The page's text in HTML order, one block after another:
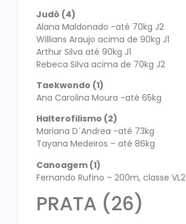
Judô (4)
Alana Maldonado -até 70kg J2
Willians Araujo acima de 90kg J1
Arthur Silva até 90kg J1
Rebeca Silva acima de 70kg J2
Taekwondo (1)
Ana Carolina Moura -até 65kg
Halterofilismo (2)
Mariana D´Andrea -até 73kg
Tayana Medeiros – até 86kg
Canoagem (1)
Fernando Rufino – 200m, classe VL2
PRATA (26)